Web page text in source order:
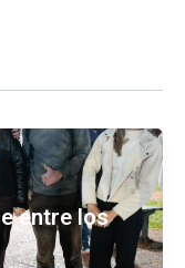
entre los